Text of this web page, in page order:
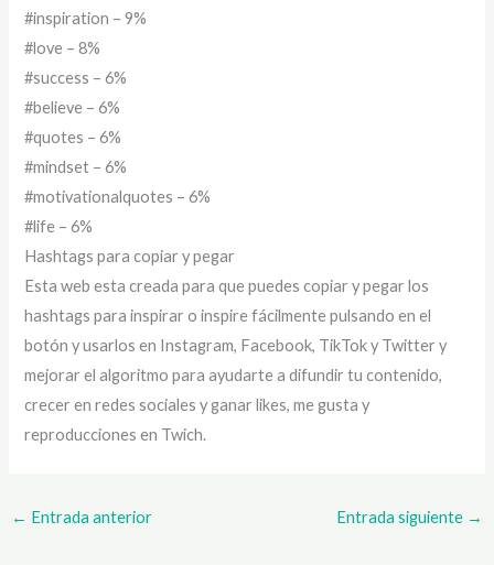
#inspiration – 9%
#love – 8%
#success – 6%
#believe – 6%
#quotes – 6%
#mindset – 6%
#motivationalquotes – 6%
#life – 6%
Hashtags para copiar y pegar
Esta web esta creada para que puedes copiar y pegar los
hashtags para inspirar o inspire fácilmente pulsando en el
botón y usarlos en Instagram, Facebook, TikTok y Twitter y
mejorar el algoritmo para ayudarte a difundir tu contenido,
crecer en redes sociales y ganar likes, me gusta y
reproducciones en Twich.
← Entrada anterior Entrada siguiente →